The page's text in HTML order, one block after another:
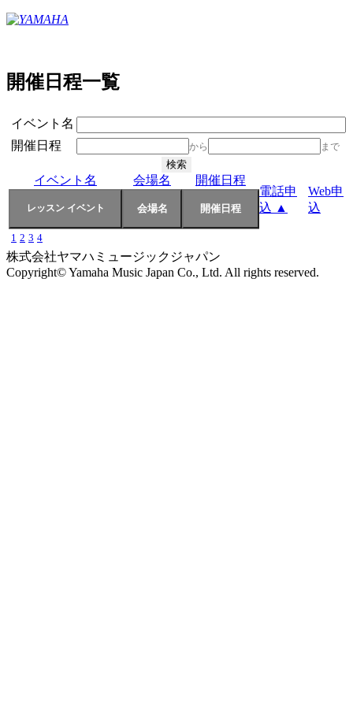
開催日程一覧
イベント名
開催日程
から まで
イベント名 会場名
開催日程
電話申
込 ▲
Web申
込
1 2 3 4
株式会社ヤマハミュージックジャパン
Copyright© Yamaha Music Japan Co., Ltd. All rights reserved.